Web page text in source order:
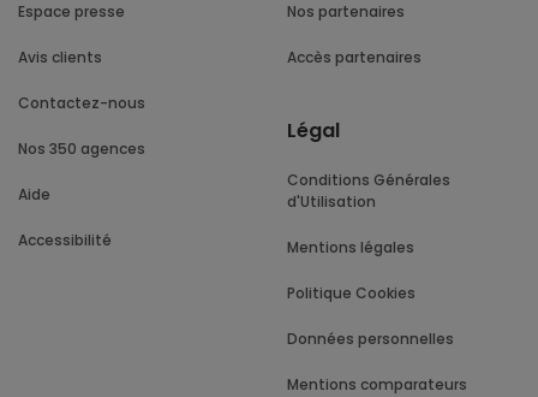
Espace presse
Avis clients
Contactez-nous
Nos 350 agences
Aide
Accessibilité
Nos partenaires
Accès partenaires
Légal
Conditions Générales
d'Utilisation
Mentions légales
Politique Cookies
Données personnelles
Mentions comparateurs